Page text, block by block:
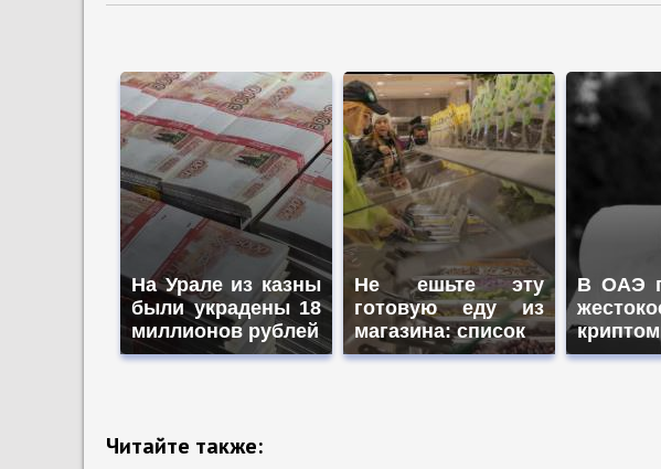
На Урале из казны
были украдены 18
миллионов рублей
Не ешьте эту
готовую еду из
магазина: список
В ОАЭ
Читайте также: